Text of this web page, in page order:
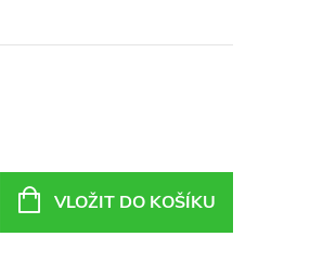
VLOŽIT DO KOŠÍKU